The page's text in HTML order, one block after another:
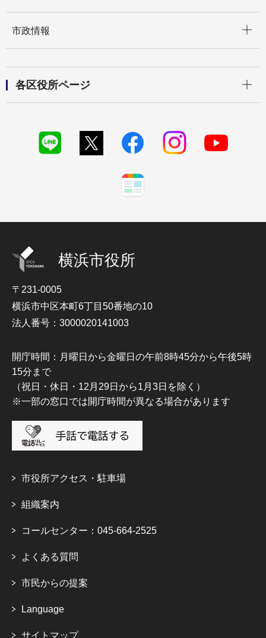
市政情報
各区役所ページ
横浜市役所
〒231-0005
横浜市中区本町6丁目50番地の10
法人番号：3000020141003
開庁時間：月曜日から金曜日の午前8時45分から午後5時
15分まで
（祝日・休日・12月29日から1月3日を除く）
※一部の窓口では開庁時間が異なる場合があります
市役所アクセス・駐車場
組織案内
コールセンター：045-664-2525
よくある質問
市民からの提案
Language
サイトマップ